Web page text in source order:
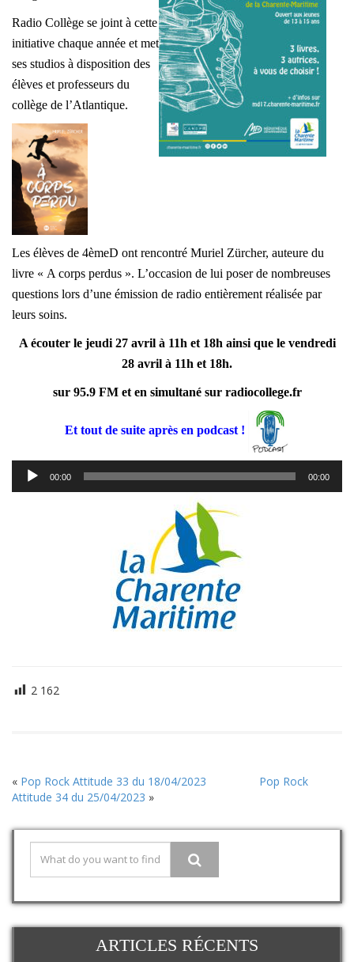
Radio Collège se joint à cette
initiative chaque année et met
ses studios à disposition des
élèves et professeurs du
collège de l’Atlantique.
Les élèves de 4èmeD ont rencontré Muriel Zürcher, auteure du
livre « A corps perdus ». L’occasion de lui poser de nombreuses
questions lors d’une émission de radio entièrement réalisée par
leurs soins.
A écouter le jeudi 27 avril à 11h et 18h ainsi que le vendredi
28 avril à 11h et 18h.
sur 95.9 FM et en simultané sur radiocollege.fr
Et tout de suite après en podcast !
Lecteur
audio
00:00 00:00
2 162
« Pop Rock Attitude 33 du 18/04/2023
Pop Rock
Attitude 34 du 25/04/2023 »
ARTICLES RÉCENTS